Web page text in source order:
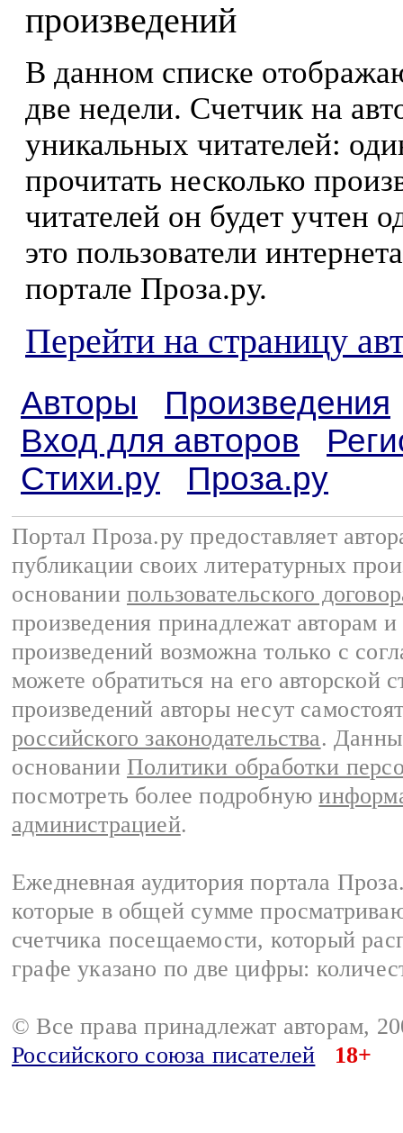
произведений
В данном списке
две недели. Счетчик на
уникальных читателей:
прочитать несколько
читателей он будет учтен
это пользователи
портале Проза.ру.
Перейти на страницу
Авторы
Произведения
Вход для авторов
Стихи.ру
Проза.ру
Портал Проза.ру предоставляет
публикации своих литературных
основании пользовательского
произведения принадлежат авторам
произведений возможна только с
можете обратиться на его авторской
произведений авторы несут
российского законодательства.
основании Политики обработки
посмотреть более подробную
администрацией.
Ежедневная аудитория портала
которые в общей сумме
счетчика посещаемости, который
графе указано по две цифры:
© Все права принадлежат авторам,
Российского союза писателей
18+